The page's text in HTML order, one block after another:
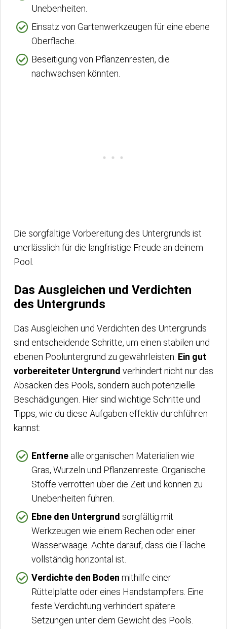
Unebenheiten.
Einsatz von Gartenwerkzeugen für eine ebene
Oberfläche.
Beseitigung von Pflanzenresten, die
nachwachsen könnten.
Die sorgfältige Vorbereitung des Untergrunds ist
unerlässlich für die langfristige Freude an deinem
Pool.
Das Ausgleichen und Verdichten
des Untergrunds
Das Ausgleichen und Verdichten des Untergrunds
sind entscheidende Schritte, um einen stabilen und
ebenen Pooluntergrund zu gewährleisten. Ein gut
vorbereiteter Untergrund verhindert nicht nur das
Absacken des Pools, sondern auch potenzielle
Beschädigungen. Hier sind wichtige Schritte und
Tipps, wie du diese Aufgaben effektiv durchführen
kannst:
Entferne alle organischen Materialien wie
Gras, Wurzeln und Pflanzenreste. Organische
Stoffe verrotten über die Zeit und können zu
Unebenheiten führen.
Ebne den Untergrund sorgfältig mit
Werkzeugen wie einem Rechen oder einer
Wasserwaage. Achte darauf, dass die Fläche
vollständig horizontal ist.
Verdichte den Boden mithilfe einer
Rüttelplatte oder eines Handstampfers. Eine
feste Verdichtung verhindert spätere
Setzungen unter dem Gewicht des Pools.